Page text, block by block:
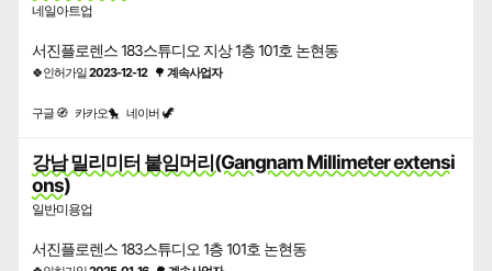
네일아트업
서진플로렌스 183스튜디오 지상 1층 101호 논현동
🍀인허가일2023-12-12 🌳 계속사업자
구글 🧭 카카오🐤 네이버 🦖
강남 밀리미터 붙임머리(Gangnam Millimeter extensi
ons)
일반미용업
서진플로렌스 183스튜디오 1층 101호 논현동